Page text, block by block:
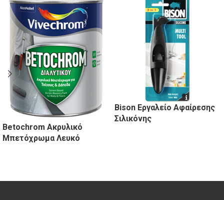
Betochrom Ακρυλικό
Μπετόχρωμα Λευκό
Bison Εργαλείο Αφαίρεσης
Σιλικόνης